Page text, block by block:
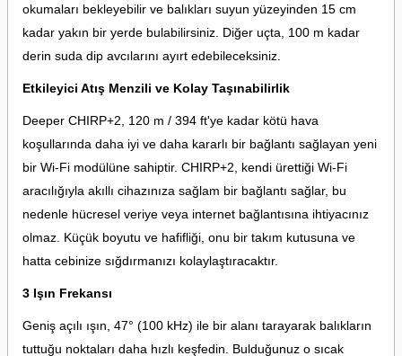
okumaları bekleyebilir ve balıkları suyun yüzeyinden 15 cm
kadar yakın bir yerde bulabilirsiniz. Diğer uçta, 100 m kadar
derin suda dip avcılarını ayırt edebileceksiniz.
Etkileyici Atış Menzili ve Kolay Taşınabilirlik
Deeper CHIRP+2, 120 m / 394 ft'ye kadar kötü hava
koşullarında daha iyi ve daha kararlı bir bağlantı sağlayan yeni
bir Wi-Fi modülüne sahiptir. CHIRP+2, kendi ürettiği Wi-Fi
aracılığıyla akıllı cihazınıza sağlam bir bağlantı sağlar, bu
nedenle hücresel veriye veya internet bağlantısına ihtiyacınız
olmaz. Küçük boyutu ve hafifliği, onu bir takım kutusuna ve
hatta cebinize sığdırmanızı kolaylaştıracaktır.
3 Işın Frekansı
Geniş açılı ışın, 47° (100 kHz) ile bir alanı tarayarak balıkların
tuttuğu noktaları daha hızlı keşfedin. Bulduğunuz o sıcak